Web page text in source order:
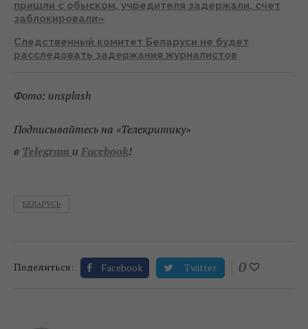
пришли с обыском, учредителя задержали, счет
заблокировали»
Следственный комитет Беларуси не будет
расследовать задержания журналистов
Фото: unsplash
Подписывайтесь на «Телекритику»
в Telegram и Facebook!
БЕЛАРУСЬ
Поделиться: Facebook Twitter 0